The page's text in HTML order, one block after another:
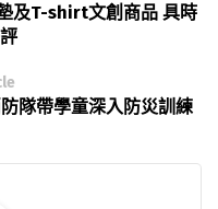
及T-shirt文創商品 具時
隊帶學童深入防災訓練